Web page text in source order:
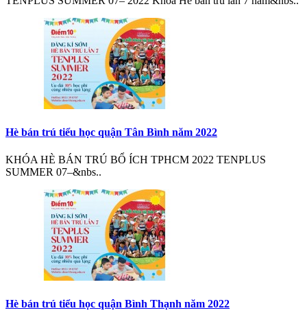
Hè bán trú tiểu học quận Tân Bình năm 2022
KHÓA HÈ BÁN TRÚ BỔ ÍCH TPHCM 2022 TENPLUS
SUMMER 07–&nbs..
Hè bán trú tiểu học quận Bình Thạnh năm 2022